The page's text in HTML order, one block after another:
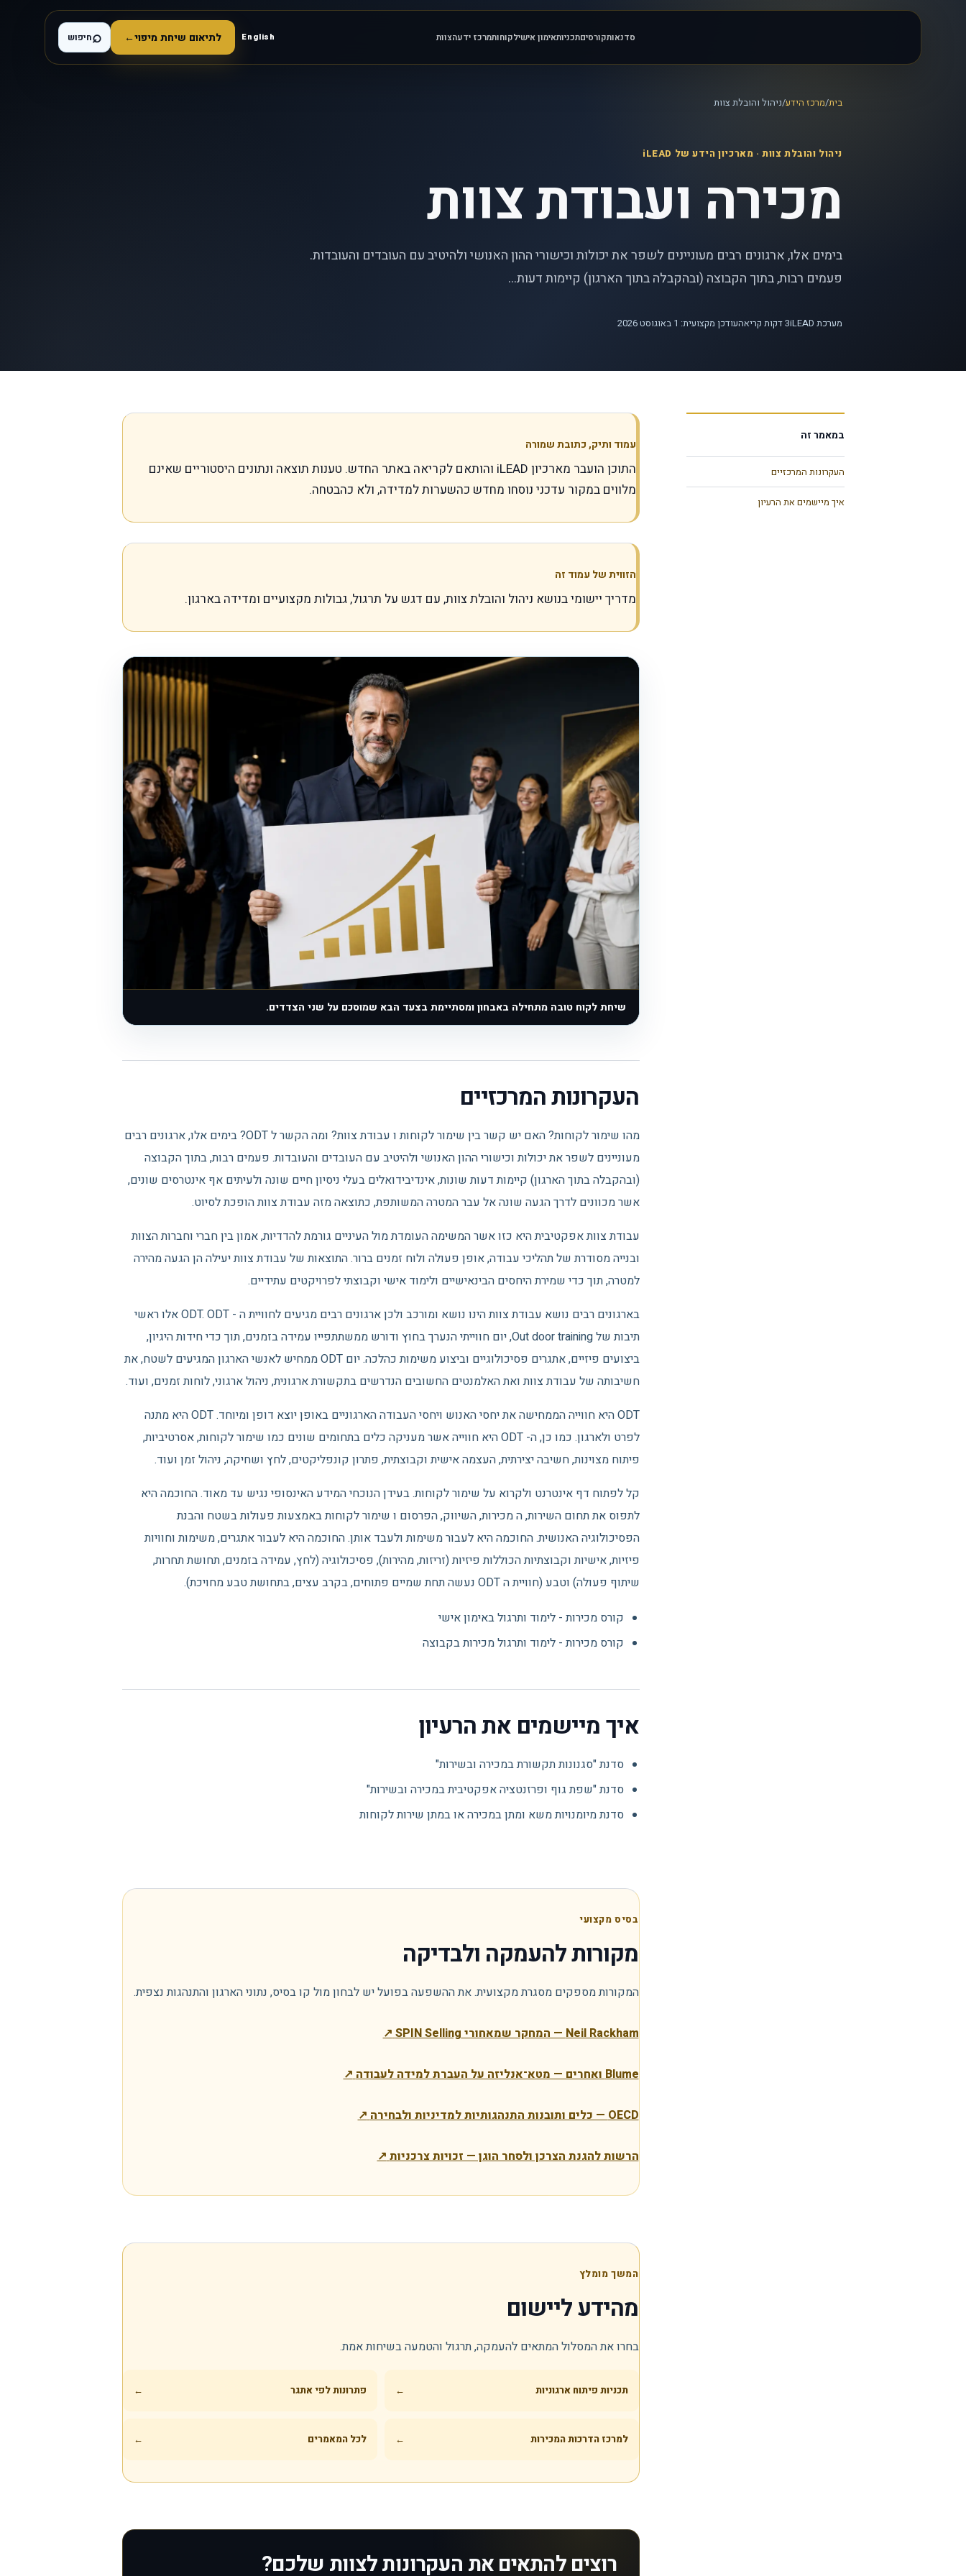
סדנאותקורסיםתכניותאימון אישילקוחותמרכז ידעהצוות English לתיאום שיחת מיפוי←
⌕חיפוש
בית/מרכז הידע/ניהול והובלת צוות
ניהול והובלת צוות· מארכיון הידע של iLEAD
מכירה ועבודת צוות
בימים אלו, ארגונים רבים מעוניינים לשפר את יכולות וכישורי ההון האנושי ולהיטיב עם העובדים והעובדות.
פעמים רבות, בתוך הקבוצה (ובהקבלה בתוך הארגון) קיימות דעות...
מערכת iLEAD 3דקות קריאהעודכן מקצועית: 1 באוגוסט 2026
במאמר זה
העקרונות המרכזיים
איך מיישמים את הרעיון
עמוד ותיק, כתובת שמורה
התוכן הועבר מארכיון iLEAD והותאם לקריאה באתר החדש. טענות תוצאה ונתונים היסטוריים שאינם
מלווים במקור עדכני נוסחו מחדש כהשערות למדידה, ולא כהבטחה.
הזווית של עמוד זה
מדריך יישומי בנושא ניהול והובלת צוות, עם דגש על תרגול, גבולות מקצועיים ומדידה בארגון.
שיחת לקוח טובה מתחילה באבחון ומסתיימת בצעד הבא שמוסכם על שני הצדדים.
העקרונות המרכזיים
מהו שימור לקוחות? האם יש קשר בין שימור לקוחות ו עבודת צוות? ומה הקשר ל ODT? בימים אלו, ארגונים רבים
מעוניינים לשפר את יכולות וכישורי ההון האנושי ולהיטיב עם העובדים והעובדות. פעמים רבות, בתוך הקבוצה
(ובהקבלה בתוך הארגון) קיימות דעות שונות, אינדיבידואלים בעלי ניסיון חיים שונה ולעיתים אף אינטרסים שונים,
אשר מכוונים לדרך הגעה שונה אל עבר המטרה המשותפת, כתוצאה מזה עבודת צוות הופכת לסיוט.
עבודת צוות אפקטיבית היא כזו אשר המשימה העומדת מול העיניים גורמת להדדיות, אמון בין חברי וחברות הצוות
ובנייה מסודרת של תהליכי עבודה, אופן פעולה ולוח זמנים ברור. התוצאות של עבודת צוות יעילה הן הגעה מהירה
למטרה, תוך כדי שמירת היחסים הבינאישיים ולימוד אישי וקבוצתי לפרויקטים עתידיים.
בארגונים רבים נושא עבודת צוות הינו נושא ומורכב ולכן ארגונים רבים מגיעים לחוויית ה - ODT. ODT אלו ראשי
תיבות של Out door training, יום חווייתי הנערך בחוץ ודורש ממשתתפייו עמידה בזמנים, תוך כדי חידות היגיון,
ביצועים פיזיים, אתגרים פסיכולוגיים וביצוע משימות כהלכה. יום ODT ממחיש לאנשי הארגון המגיעים לשטח, את
חשיבותה של עבודת צוות ואת האלמנטים החשובים הנדרשים בתקשורת ארגונית, ניהול ארגוני, לוחות זמנים, ועוד.
ODT היא חווייה הממחישה את יחסי האנוש ויחסי העבודה הארגוניים באופן יוצא דופן ומיוחד. ODT היא מתנה
לפרט ולארגון. כמו כן, ה- ODT היא חווייה אשר מעניקה כלים בתחומים שונים כמו שימור לקוחות, אסרטיביות,
פיתוח מצוינות, חשיבה יצירתית, העצמה אישית וקבוצתית, פתרון קונפליקטים, לחץ ושחיקה, ניהול זמן ועוד.
קל לפתוח דף אינטרנט ולקרוא על שימור לקוחות. בעידן הנוכחי המידע האינסופי נגיש עד מאוד. החוכמה היא
לתפוס את תחום השירות, ה מכירות, השיווק, הפרסום ו שימור לקוחות באמצעות פעולות בשטח והבנת
הפסיכולוגיה האנושית. החוכמה היא לעבור משימות ולעבד אותן. החוכמה היא לעבור אתגרים, משימות וחוויות
פיזיות, אישיות וקבוצתיות הכוללות פיזיות (זריזות, מהירות), פסיכולוגיה (לחץ, עמידה בזמנים, תחושת תחרות,
שיתוף פעולה) וטבע (חוויית ה ODT נעשה תחת שמיים פתוחים, בקרב עצים, בתחושת טבע מחויכת).
קורס מכירות - לימוד ותרגול באימון אישי
קורס מכירות - לימוד ותרגול מכירות בקבוצה
איך מיישמים את הרעיון
סדנת "סגנונות תקשורת במכירה ובשירות"
סדנת "שפת גוף ופרזנטציה אפקטיבית במכירה ובשירות"
סדנת מיומנויות משא ומתן במכירה או במתן שירות לקוחות
בסיס מקצועי
מקורות להעמקה ולבדיקה
המקורות מספקים מסגרת מקצועית. את ההשפעה בפועל יש לבחון מול קו בסיס, נתוני הארגון והתנהגות נצפית.
Neil Rackham — המחקר שמאחורי SPIN Selling ↗
Blume ואחרים — מטא־אנליזה על העברת למידה לעבודה ↗
OECD — כלים ותובנות התנהגותיות למדיניות ולבחירה ↗
הרשות להגנת הצרכן ולסחר הוגן — זכויות צרכניות ↗
המשך מומלץ
מהידע ליישום
בחרו את המסלול המתאים להעמקה, תרגול והטמעה בשיחות אמת.
תכניות פיתוח ארגוניות ← פתרונות לפי אתגר ←
למרכז הדרכות המכירות ← לכל המאמרים ←
רוצים להתאים את העקרונות לצוות שלכם?